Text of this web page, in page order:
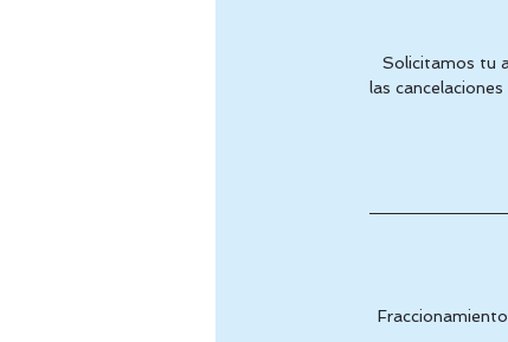
Solicitamos tu
las